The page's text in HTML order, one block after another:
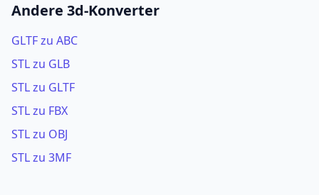
Andere 3d-Konverter
GLTF zu ABC
STL zu GLB
STL zu GLTF
STL zu FBX
STL zu OBJ
STL zu 3MF